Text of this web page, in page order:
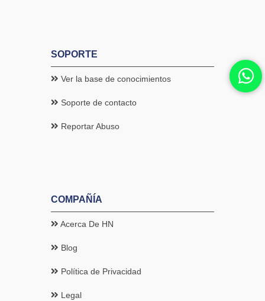
SOPORTE
Ver la base de conocimientos
Soporte de contacto
Reportar Abuso
COMPAÑÍA
Acerca De HN
Blog
Política de Privacidad
Legal